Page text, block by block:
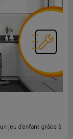
jeu d’enfant grâce à